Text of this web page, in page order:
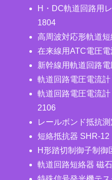
H・DC軌道回路用
1804
高周波対応形軌道
在来線用ATC電圧
新幹線用軌道回路
軌道回路電圧電流
軌道回路電圧電
2106
レールボンド抵抗
短絡抵抗器 SHR-12
H形踏切制御子制御
軌道回路短絡器 磁